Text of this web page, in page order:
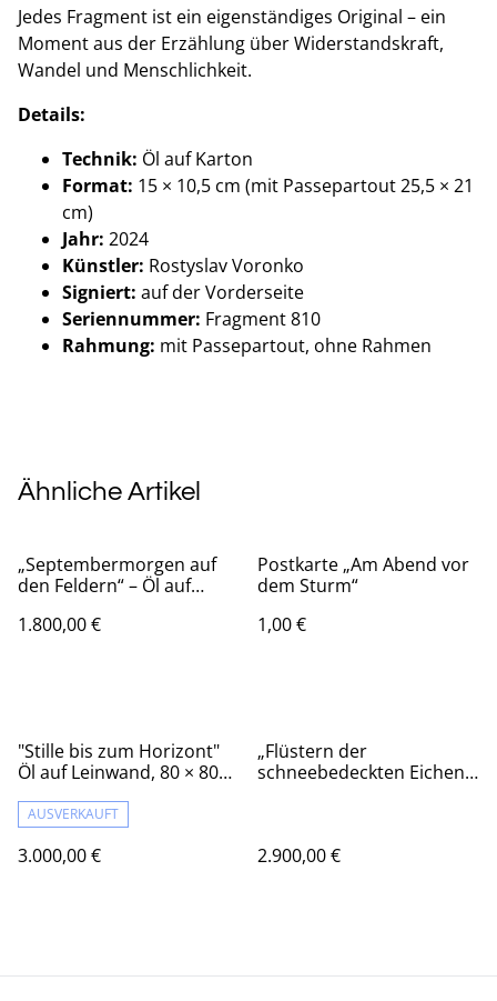
Jedes Fragment ist ein eigenständiges Original – ein
Moment aus der Erzählung über Widerstandskraft,
Wandel und Menschlichkeit.
Details:
Technik: Öl auf Karton
Format: 15 × 10,5 cm (mit Passepartout 25,5 × 21
cm)
Jahr: 2024
Künstler: Rostyslav Voronko
Signiert: auf der Vorderseite
Seriennummer: Fragment 810
Rahmung: mit Passepartout, ohne Rahmen
Ähnliche Artikel
„Septembermorgen auf
den Feldern“ – Öl auf
2024
1.800,00 €
Postkarte „Am Abend vor
dem Sturm“
1,00 €
"Stille bis zum Horizont"
Öl auf Leinwand, 80 × 80
AUSVERKAUFT
3.000,00 €
„Flüstern der
schneebedeckten Eichen“
2.900,00 €